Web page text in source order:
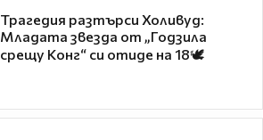
Трагедия разтърси Холивуд:
Младата звезда от „Годзила
срещу Конг“ си отиде на 18🕊️